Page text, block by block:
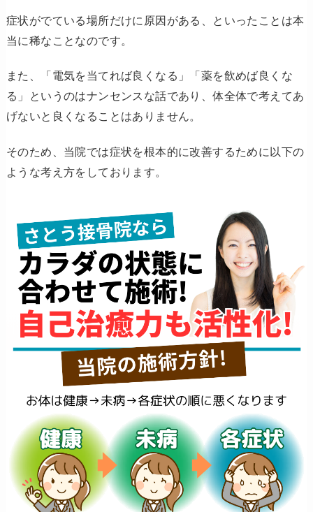
症状がでている場所だけに原因がある、といったことは本
当に稀なことなのです。
また、「電気を当てれば良くなる」「薬を飲めば良くな
る」というのはナンセンスな話であり、体全体で考えてあ
げないと良くなることはありません。
そのため、当院では症状を根本的に改善するために以下の
ような考え方をしております。